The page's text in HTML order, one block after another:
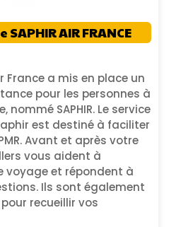
AIR FRANCE
France a mis en place un
pour les personnes à
nommé SAPHIR. Le service
est destiné à faciliter
Avant et après votre
vous aident à
voyage et répondent à
Ils sont également
recueillir vos